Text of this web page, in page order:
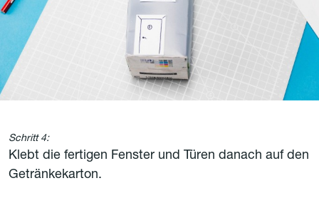
Schritt 4:
Klebt die fertigen Fenster und Türen danach auf den
Getränkekarton.